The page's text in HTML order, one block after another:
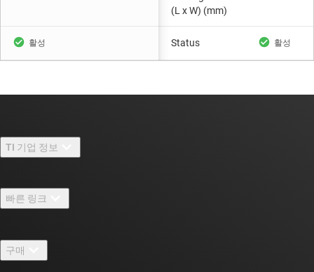
(L x W) (mm)
Status
TI 기업 정보
채용
뉴스룸
빠른 링크
TI E2E™ 설계 지원 포럼
구매